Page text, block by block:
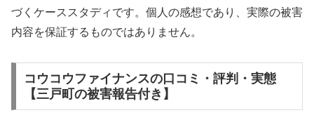
づくケーススタディです。個人の感想であり、実際の被害
内容を保証するものではありません。
コウコウファイナンスの口コミ・評判・実態
【三戸町の被害報告付き】